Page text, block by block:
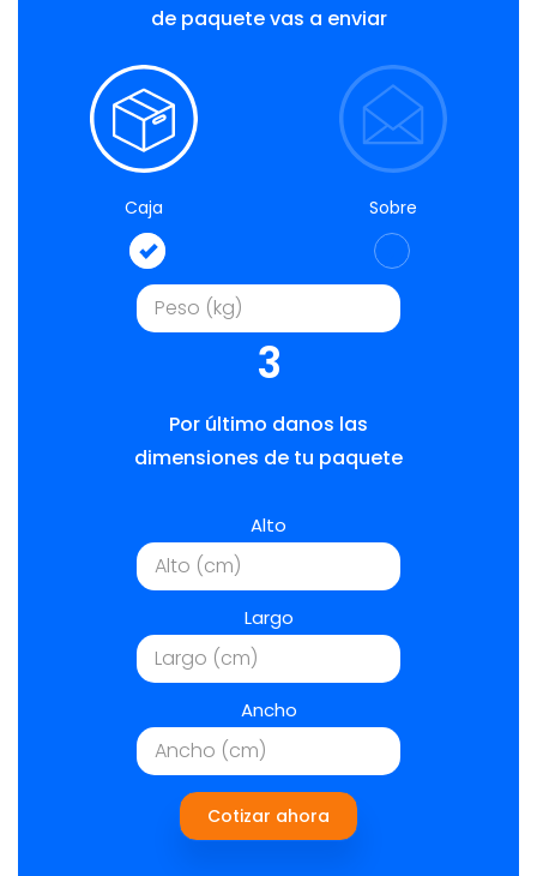
de paquete vas a enviar
Caja Sobre
3
Por último danos las
dimensiones de tu paquete
Alto
Largo
Ancho
Cotizar ahora